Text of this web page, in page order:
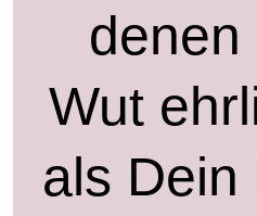
denen
Wut
als Dein